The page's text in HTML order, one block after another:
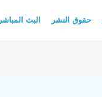
البث المباشر حقوق النشر